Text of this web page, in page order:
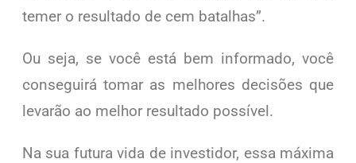
temer o resultado de cem batalhas”.
Ou seja, se você está bem informado, você
conseguirá tomar as melhores decisões que
levarão ao melhor resultado possível.
Na sua futura vida de investidor, essa máxima